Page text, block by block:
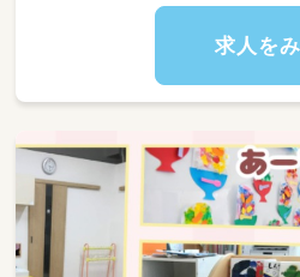
お子さま一人ひとり
を育む保育環境
※試用期間：3か月（
件）
求人を